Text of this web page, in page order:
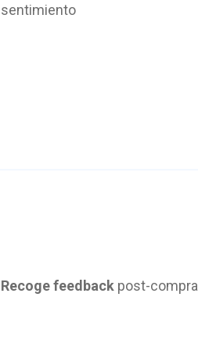
sentimiento
Recoge feedback post-compra